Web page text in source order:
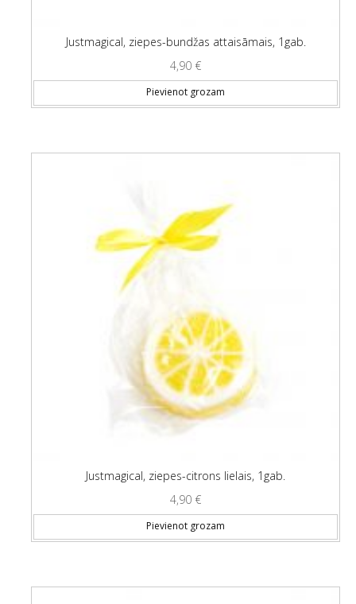
Justmagical, ziepes-bundžas attaisāmais, 1gab.
4,90 €
Pievienot grozam
Justmagical, ziepes-citrons lielais, 1gab.
4,90 €
Pievienot grozam